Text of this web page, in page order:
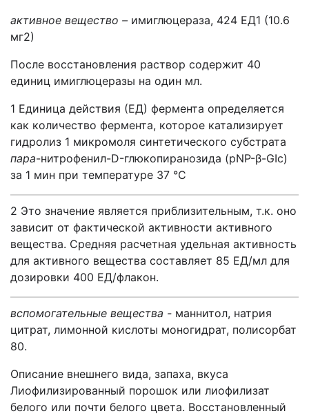
активное вещество – имиглюцераза, 424 ЕД1 (10.6
мг2)
После восстановления раствор содержит 40
единиц имиглюцеразы на один мл.
1 Единица действия (ЕД) фермента определяется
как количество фермента, которое катализирует
гидролиз 1 микромоля синтетического субстрата
пара-нитрофенил-D-глюкопиранозида (pNP-β-GIc)
за 1 мин при температуре 37 °C
2 Это значение является приблизительным, т.к. оно
зависит от фактической активности активного
вещества. Средняя расчетная удельная активность
для активного вещества составляет 85 ЕД/мл для
дозировки 400 ЕД/флакон.
вспомогательные вещества - маннитол, натрия
цитрат, лимонной кислоты моногидрат, полисорбат
80.
Описание внешнего вида, запаха, вкуса
Лиофилизированный порошок или лиофилизат
белого или почти белого цвета. Восстановленный